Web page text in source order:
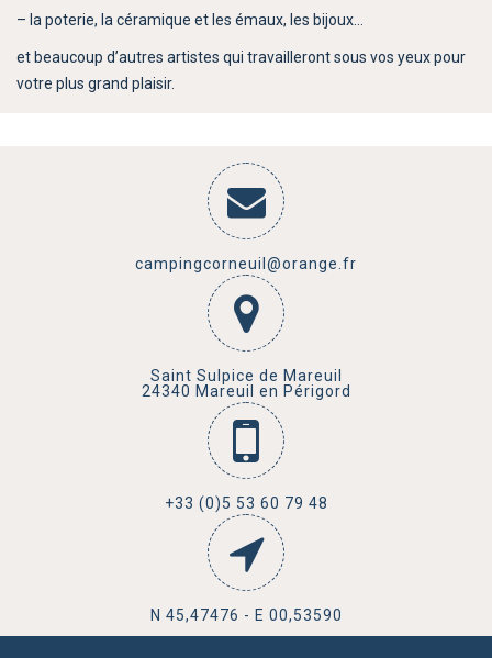
– la poterie, la céramique et les émaux, les bijoux…
et beaucoup d’autres artistes qui travailleront sous vos yeux pour
votre plus grand plaisir.
campingcorneuil@orange.fr
Saint Sulpice de Mareuil
24340 Mareuil en Périgord
+33 (0)5 53 60 79 48
N 45,47476 - E 00,53590